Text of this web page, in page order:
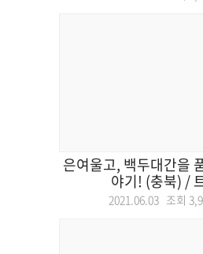
은여울고, 백두대간을
야기! (충북) /
2021.06.03 조회